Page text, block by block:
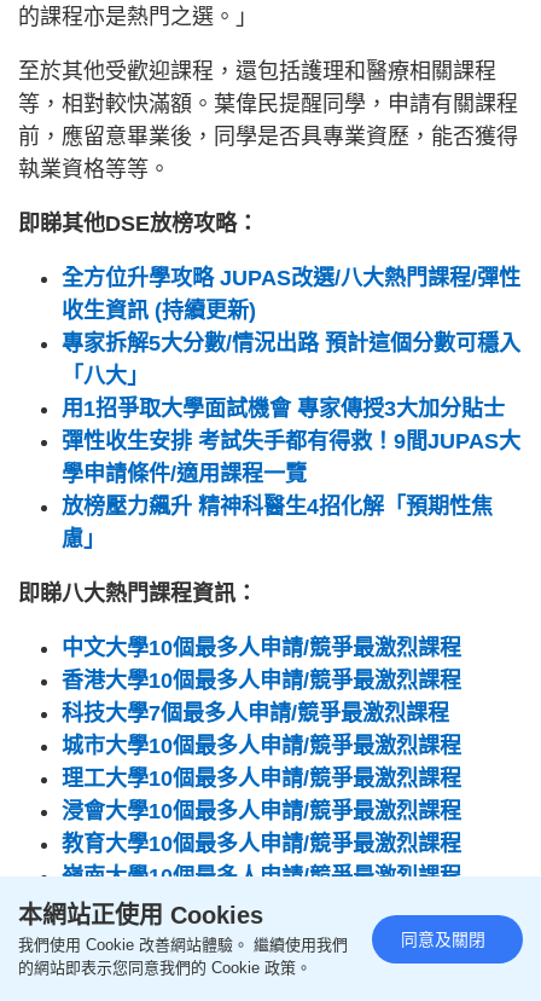
的課程亦是熱門之選。」
至於其他受歡迎課程，還包括護理和醫療相關課程
等，相對較快滿額。葉偉民提醒同學，申請有關課程
前，應留意畢業後，同學是否具專業資歷，能否獲得
執業資格等等。
即睇其他DSE放榜攻略：
全方位升學攻略 JUPAS改選/八大熱門課程/彈性
收生資訊 (持續更新)
專家拆解5大分數/情況出路 預計這個分數可穩入
「八大」
用1招爭取大學面試機會 專家傳授3大加分貼士
彈性收生安排 考試失手都有得救！9間JUPAS大
學申請條件/適用課程一覽
放榜壓力飆升 精神科醫生4招化解「預期性焦
慮」
即睇八大熱門課程資訊：
中文大學10個最多人申請/競爭最激烈課程
香港大學10個最多人申請/競爭最激烈課程
科技大學7個最多人申請/競爭最激烈課程
城市大學10個最多人申請/競爭最激烈課程
理工大學10個最多人申請/競爭最激烈課程
浸會大學10個最多人申請/競爭最激烈課程
教育大學10個最多人申請/競爭最激烈課程
嶺南大學10個最多人申請/競爭最激烈課程
誠邀大家做問卷調查，話俾我哋知你對《星島教育》
有咩意見！連結：>>按此 <<
本網站正使用 Cookies
我們使用 Cookie 改善網站體驗。 繼續使用我們
的網站即表示您同意我們的 Cookie 政策。
同意及關閉